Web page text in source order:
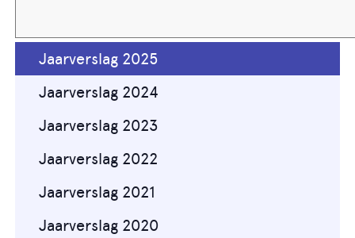
Jaarverslag 2025
Jaarverslag 2024
Jaarverslag 2023
Jaarverslag 2022
Jaarverslag 2021
Jaarverslag 2020